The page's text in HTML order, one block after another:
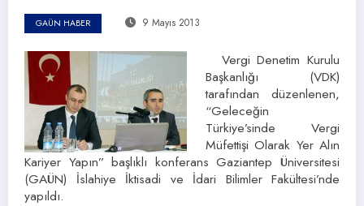
GAÜN HABER 9 Mayıs 2013
Vergi Denetim Kurulu
Başkanlığı (VDK)
tarafından düzenlenen,
“Geleceğin
Türkiye’sinde Vergi
Müfettişi Olarak Yer Alın
Kariyer Yapın” başlıklı konferans Gaziantep Üniversitesi
(GAÜN) İslahiye İktisadi ve İdari Bilimler Fakültesi’nde
yapıldı.